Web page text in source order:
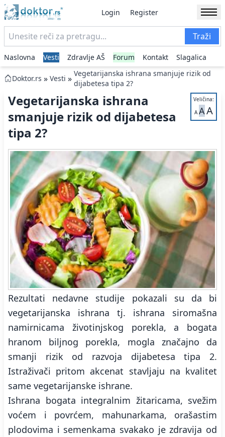
Login Register
Traži
Naslovna Vesti Zdravlje AŠ Forum Kontakt Slagalica
Doktor.rs » Vesti » Vegetarijanska ishrana smanjuje rizik od
dijabetesa tipa 2?
Veličina:
A AA
Vegetarijanska ishrana
smanjuje rizik od dijabetesa
tipa 2?
Rezultati nedavne studije pokazali su da bi
vegetarijanska ishrana tj. ishrana siromašna
namirnicama životinjskog porekla, a bogata
hranom biljnog porekla, mogla značajno da
smanji rizik od razvoja dijabetesa tipa 2.
Istraživači pritom akcenat stavljaju na kvalitet
same vegetarijanske ishrane.
Ishrana bogata integralnim žitaricama, svežim
voćem i povrćem, mahunarkama, orašastim
plodovima i semenkama svakako je zdravija od